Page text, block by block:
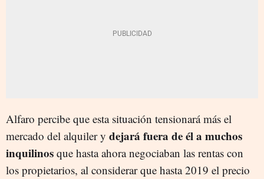
Alfaro percibe que esta situación tensionará más el
mercado del alquiler y dejará fuera de él a muchos
inquilinos que hasta ahora negociaban las rentas con
los propietarios, al considerar que hasta 2019 el precio